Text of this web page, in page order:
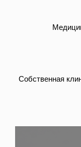
Собственная ул.